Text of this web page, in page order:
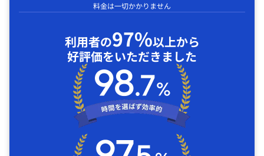
料金は一切かかりません
利用者の97%以上から
好評価をいただきました